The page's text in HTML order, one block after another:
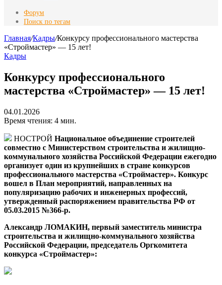
Форум
Поиск по тегам
Главная/Кадры/Конкурсу профессионального мастерства
«Строймастер» — 15 лет!
Кадры
Конкурсу профессионального
мастерства «Строймастер» — 15 лет!
04.01.2026
Время чтения: 4 мин.
НОСТРОЙ Национальное объединение строителей
совместно с Министерством строительства и жилищно-
коммунального хозяйства Российской Федерации ежегодно
организует один из крупнейших в стране конкурсов
профессионального мастерства «Строймастер». Конкурс
вошел в План мероприятий, направленных на
популяризацию рабочих и инженерных профессий,
утвержденный распоряжением правительства РФ от
05.03.2015 №366-р.
Александр ЛОМАКИН, первый заместитель министра
строительства и жилищно-коммунального хозяйства
Российской Федерации, председатель Оргкомитета
конкурса «Строймастер»: